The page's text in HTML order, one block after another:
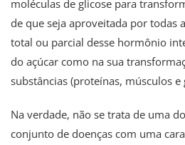
moléculas de glicose para
de que seja aproveitada por todas
total ou parcial desse hormônio
do açúcar como na sua
substâncias (proteínas, músculos e
Na verdade, não se trata de uma
conjunto de doenças com uma